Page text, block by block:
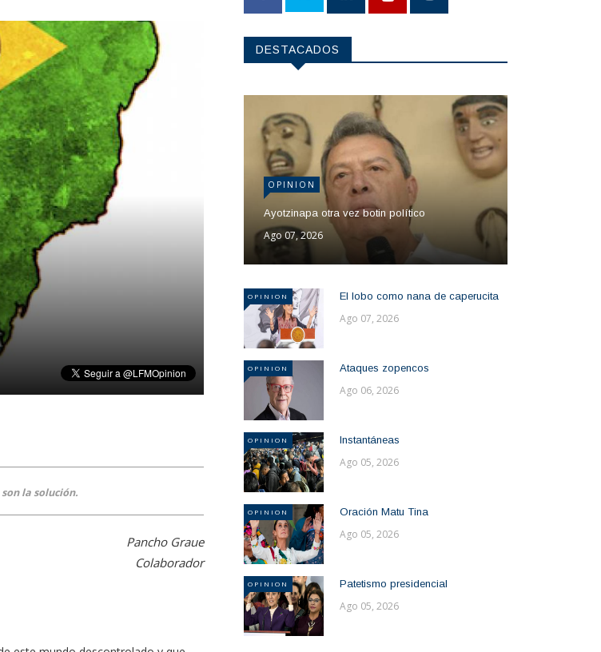
la solución.
Pancho Graue
Colaborador
DESTACADOS
OPINION
Ayotzinapa otra vez botin político
Ago 07, 2026
OPINION El lobo como nana de caperucita
Ago 07, 2026
OPINION Ataques zopencos
Ago 06, 2026
OPINION Instantáneas
Ago 05, 2026
OPINION Oración Matu Tina
Ago 05, 2026
OPINION Patetismo presidencial
Ago 05, 2026